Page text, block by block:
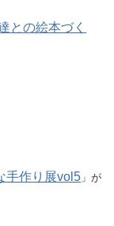
との絵本づく
手作り展vol5 」が